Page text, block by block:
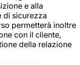
e alla
di sicurezza
permetterà inoltre
con il cliente,
della relazione